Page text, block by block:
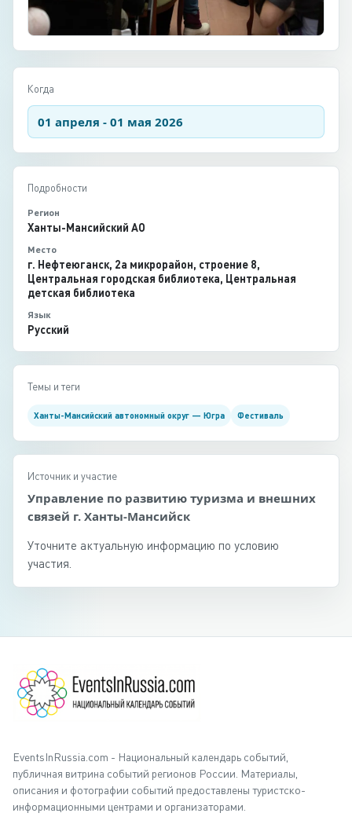
Когда
01 апреля - 01 мая 2026
Подробности
Регион
Ханты-Мансийский АО
Место
г. Нефтеюганск, 2а микрорайон, строение 8,
Центральная городская библиотека, Центральная
детская библиотека
Язык
Русский
Темы и теги
Ханты-Мансийский автономный округ — Югра Фестиваль
Источник и участие
Управление по развитию туризма и внешних
связей г. Ханты-Мансийск
Уточните актуальную информацию по условию
участия.
EventsInRussia.com - Национальный календарь событий,
публичная витрина событий регионов России. Материалы,
описания и фотографии событий предоставлены туристско-
информационными центрами и организаторами.